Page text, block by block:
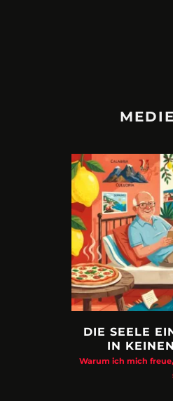
DIE SEELE
IN
Warum ich mich